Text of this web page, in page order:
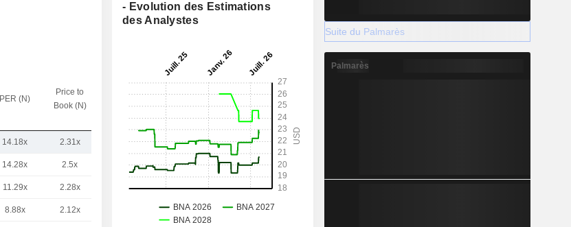
PER (N)
Price to
Book (N)
14.18x 2.31x
14.28x 2.5x 1.91x
11.29x 2.28x
8.88x 2.12x
- Evolution des Estimations
des Analystes
Suite du Palmarès
Palmarès